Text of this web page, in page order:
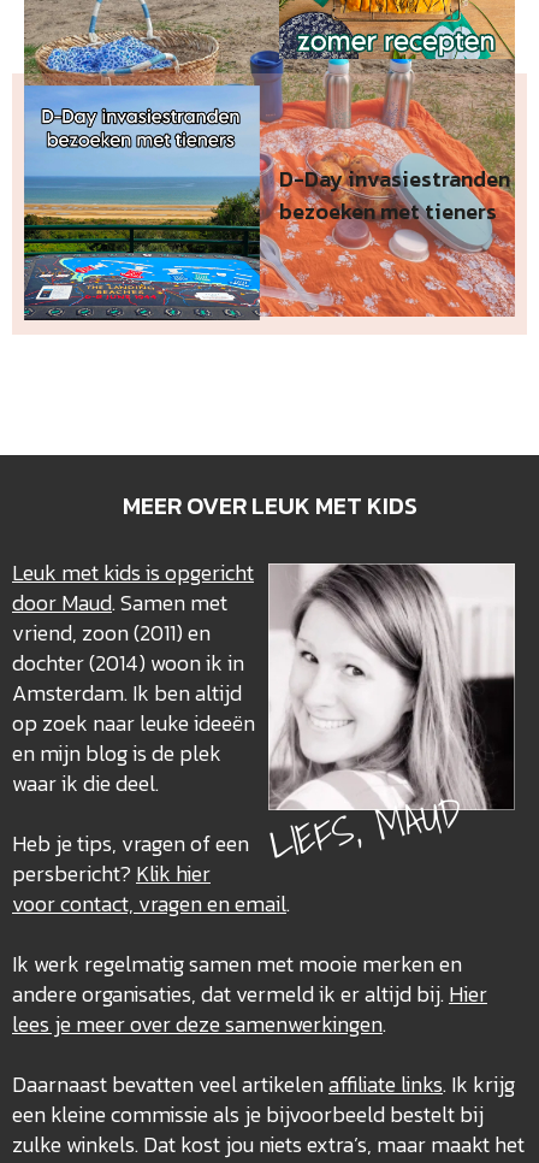
D-Day invasiestranden
bezoeken met tieners
MEER OVER LEUK MET KIDS
LIEFS, MAUD
Leuk met kids is opgericht
door Maud. Samen met
vriend, zoon (2011) en
dochter (2014) woon ik in
Amsterdam. Ik ben altijd
op zoek naar leuke ideeën
en mijn blog is de plek
waar ik die deel.
Heb je tips, vragen of een
persbericht?Klik hier
voor contact, vragen en email.
Ik werk regelmatig samen met mooie merken en
andere organisaties, dat vermeld ik er altijd bij.Hier
lees je meer over dezesamenwerkingen.
Daarnaast bevatten veel artikelenaffiliate links. Ik krijg
een kleine commissie als je bijvoorbeeld bestelt bij
zulke winkels. Dat kost jou niets extra’s, maar maakt het